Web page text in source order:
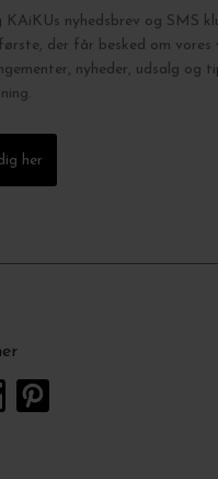
KAiKUs nyhedsbrev og SMS
der får besked om vores
nyheder, udsalg og
her